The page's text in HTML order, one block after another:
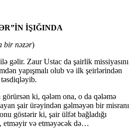
İŞIĞINDA
bir nəzər)
gəlir. Zaur Ustac da şairlik missiyasını
yapışmalı olub və ilk şeirlərindən
görürsən ki, qələm ona, o da qələmə
şair ürəyindən gəlməyən bir misranı
göstərir ki, şair ülfət bağladığı
etməyir və etməyəcək də…